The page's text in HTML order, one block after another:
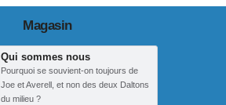
Magasin
Qui sommes nous
Pourquoi se souvient-on toujours de
Joe et Averell, et non des deux Daltons
du milieu ?